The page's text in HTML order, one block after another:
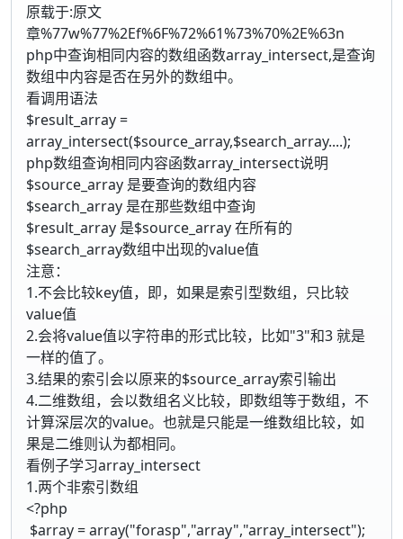
原载于:原文
章%77w%77%2Ef%6F%72%61%73%70%2E%63n
php中查询相同内容的数组函数array_intersect,是查询
数组中内容是否在另外的数组中。
看调用语法
$result_array =
array_intersect($source_array,$search_array....);
php数组查询相同内容函数array_intersect说明
$source_array 是要查询的数组内容
$search_array 是在那些数组中查询
$result_array 是$source_array 在所有的
$search_array数组中出现的value值
注意：
1.不会比较key值，即，如果是索引型数组，只比较
value值
2.会将value值以字符串的形式比较，比如"3"和3 就是
一样的值了。
3.结果的索引会以原来的$source_array索引输出
4.二维数组，会以数组名义比较，即数组等于数组，不
计算深层次的value。也就是只能是一维数组比较，如
果是二维则认为都相同。
看例子学习array_intersect
1.两个非索引数组
<?php
$array = array("forasp","array","array_intersect");